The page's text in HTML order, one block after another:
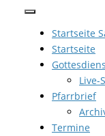
Startseite
Startseite
Live-
Pfarrbrief
Termine